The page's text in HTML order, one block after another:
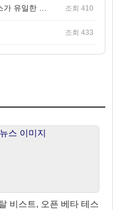
루트 – 좀비 떼를 뚫고 달려라! 스쿨버스가 유일한 집이 되는 4인 협동 생존 게임 조회 410
조회 433
비스트, 오픈 베타 테스